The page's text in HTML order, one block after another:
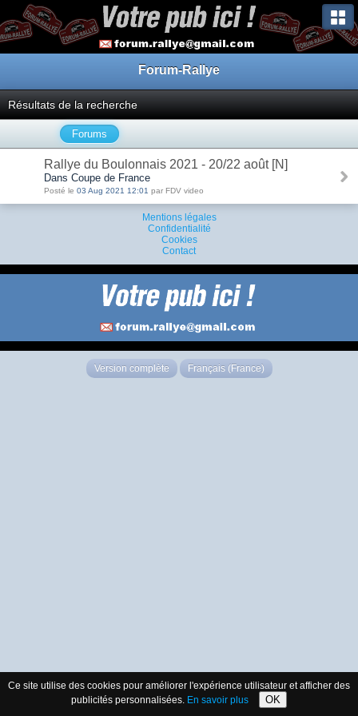
Forum-Rallye
Résultats de la recherche
Forums
Rallye du Boulonnais 2021 - 20/22 août [N]
Dans Coupe de France
Posté le 03 Aug 2021 12:01 par FDV video
Mentions légales
Confidentialité
Cookies
Contact
Version complète Français (France)
Ce site utilise des cookies pour améliorer l'expérience utilisateur et afficher des
publicités personnalisées. En savoir plus OK